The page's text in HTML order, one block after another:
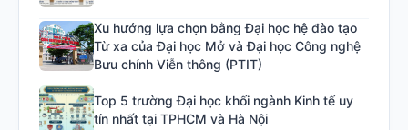
Xu hướng lựa chọn bằng Đại học hệ đào tạo
Từ xa của Đại học Mở và Đại học Công nghệ
Bưu chính Viễn thông (PTIT)
Top 5 trường Đại học khối ngành Kinh tế uy
tín nhất tại TPHCM và Hà Nội